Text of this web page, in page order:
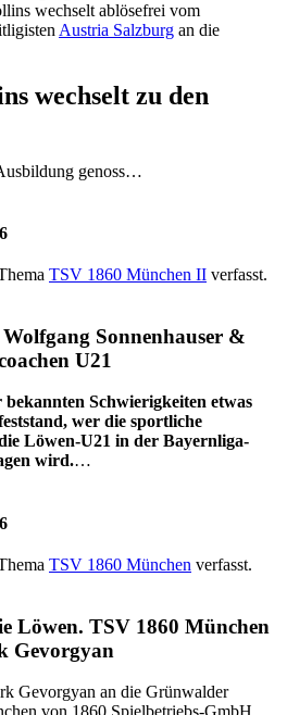
wechselt ablösefrei vom
Austria Salzburg an die
wechselt zu den
genoss…
TSV 1860 München II verfasst.
Sonnenhauser &
U21
Schwierigkeiten etwas
wer die sportliche
Löwen-U21 in der Bayernliga-
wird.…
TSV 1860 München verfasst.
Löwen. TSV 1860 München
Gevorgyan
Gevorgyan an die Grünwalder